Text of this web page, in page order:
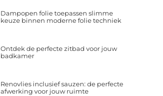
Dampopen folie toepassen slimme
keuze binnen moderne folie techniek
Ontdek de perfecte zitbad voor jouw
badkamer
Renovlies inclusief sauzen: de perfecte
afwerking voor jouw ruimte